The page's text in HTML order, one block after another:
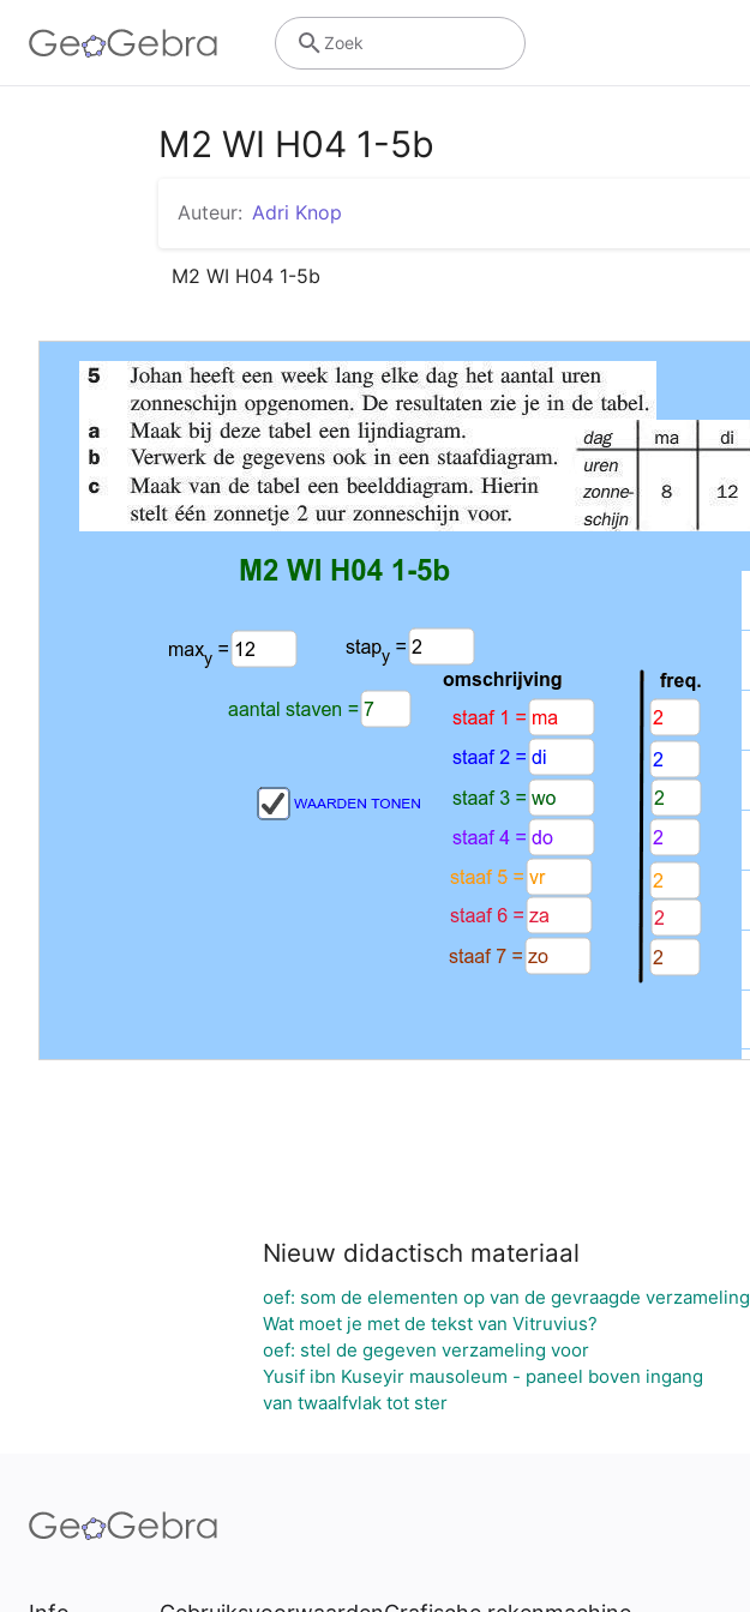
Zoek
M2 WI H04 1-5b
Auteur: Adri Knop
M2 WI H04 1-5b
Nieuw didactisch materiaal
oef: som de elementen op van de gevraagde verzameling
Wat moet je met de tekst van Vitruvius?
oef: stel de gegeven verzameling voor
Yusif ibn Kuseyir mausoleum - paneel boven ingang
van twaalfvlak tot ster